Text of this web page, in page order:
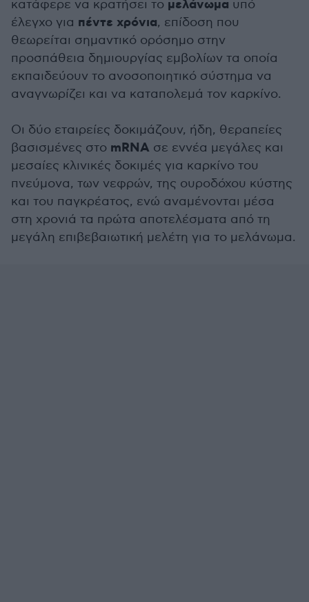
κατάφερε να κρατήσει το μελάνωμα υπό
έλεγχο για πέντε χρόνια, επίδοση που
θεωρείται σημαντικό ορόσημο στην
προσπάθεια δημιουργίας εμβολίων τα οποία
εκπαιδεύουν το ανοσοποιητικό σύστημα να
αναγνωρίζει και να καταπολεμά τον καρκίνο.
Οι δύο εταιρείες δοκιμάζουν, ήδη, θεραπείες
βασισμένες στο mRNA σε εννέα μεγάλες και
μεσαίες κλινικές δοκιμές για καρκίνο του
πνεύμονα, των νεφρών, της ουροδόχου κύστης
και του παγκρέατος, ενώ αναμένονται μέσα
στη χρονιά τα πρώτα αποτελέσματα από τη
μεγάλη επιβεβαιωτική μελέτη για το μελάνωμα.